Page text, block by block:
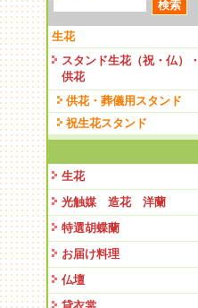
生花
スタンド生花（祝・仏）・
供花
供花・葬儀用スタンド
祝生花スタンド
生花
光触媒 造花 洋蘭
特選胡蝶蘭
お届け料理
仏壇